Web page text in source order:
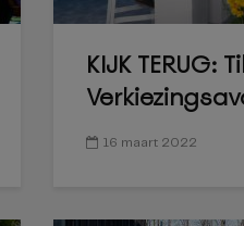
KIJK TERUG:
16 maart 2022